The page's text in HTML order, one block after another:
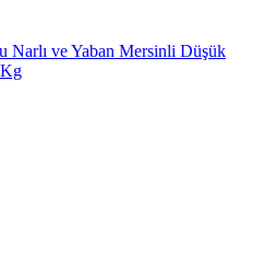
Narlı ve Yaban Mersinli Düşük
Kg